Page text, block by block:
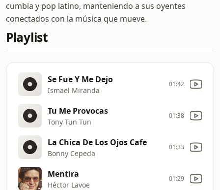
cumbia y pop latino, manteniendo a sus oyentes
conectados con la música que mueve.
Playlist
Se Fue Y Me Dejo
Ismael Miranda
01:42
Tu Me Provocas
Tony Tun Tun
01:38
La Chica De Los Ojos Cafe
Bonny Cepeda
01:33
Mentira
Héctor Lavoe
01:29